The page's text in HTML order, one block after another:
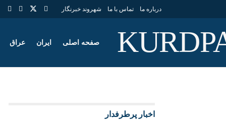
درباره ما تماس با ما شهروند خبرنگار
صفحه اصلی ایران عراق
اخبار پرطرفدار